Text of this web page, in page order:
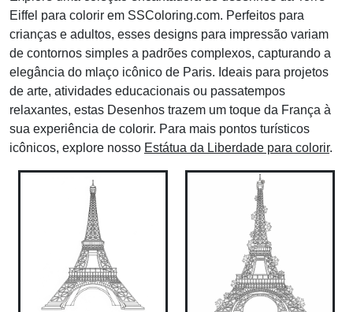
Eiffel para colorir em SSColoring.com. Perfeitos para
crianças e adultos, esses designs para impressão variam
de contornos simples a padrões complexos, capturando a
elegância do mlaço icônico de Paris. Ideais para projetos
de arte, atividades educacionais ou passatempos
relaxantes, estas Desenhos trazem um toque da França à
sua experiência de colorir. Para mais pontos turísticos
icônicos, explore nosso Estátua da Liberdade para colorir.